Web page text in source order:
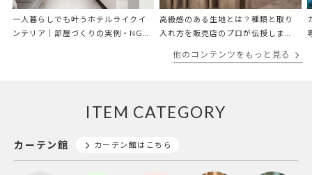
一人暮らしでも叶うホテルライクイ
ンテリア｜部屋づくりの実例・NG例
高級感のある生地とは？種類と取り
入れ方を販売店のプロが伝授しま
他のコンテンツをもっと見る
ITEM CATEGORY
カーテン館 カーテン館はこちら